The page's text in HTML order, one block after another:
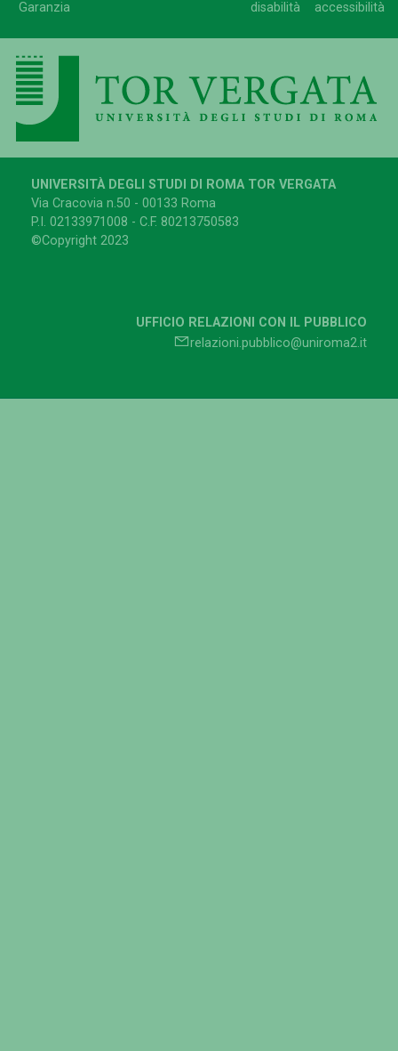
Garanzia
disabilità
accessibilità
UNIVERSITÀ DEGLI STUDI DI ROMA TOR VERGATA
Via Cracovia n.50 - 00133 Roma
P.I. 02133971008 - C.F. 80213750583
©Copyright 2023
UFFICIO RELAZIONI CON IL PUBBLICO
relazioni.pubblico@uniroma2.it